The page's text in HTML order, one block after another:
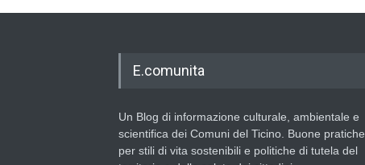
E.comunita
Un Blog di informazione culturale, ambientale e
scientifica dei Comuni del Ticino. Buone pratiche
per stili di vita sostenibili e politiche di tutela del